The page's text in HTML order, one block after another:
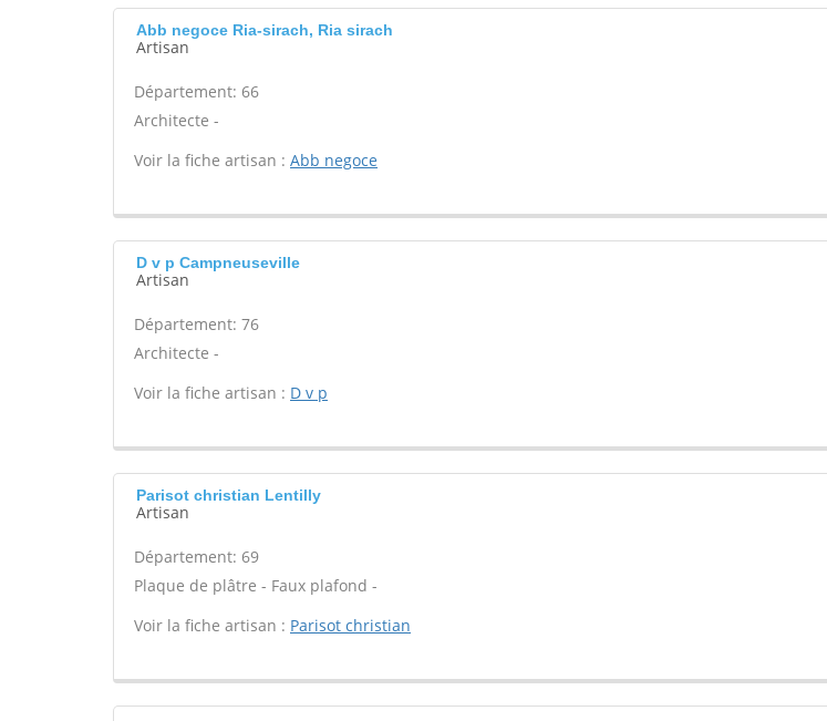
Abb negoce Ria-sirach, Ria sirach
Artisan
Département: 66
Architecte -
Voir la fiche artisan : Abb negoce
D v p Campneuseville
Artisan
Département: 76
Architecte -
Voir la fiche artisan : D v p
Parisot christian Lentilly
Artisan
Département: 69
Plaque de plâtre - Faux plafond -
Voir la fiche artisan : Parisot christian